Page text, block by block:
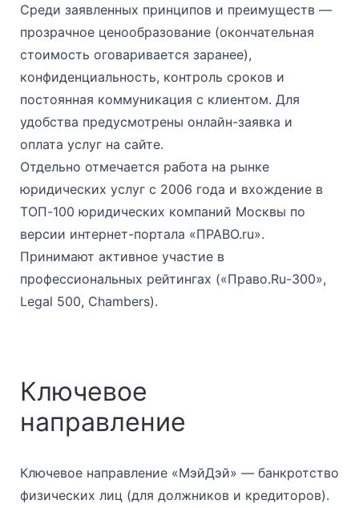
Среди заявленных принципов и преимуществ —
прозрачное ценообразование (окончательная
стоимость оговаривается заранее),
конфиденциальность, контроль сроков и
постоянная коммуникация с клиентом. Для
удобства предусмотрены онлайн-заявка и
оплата услуг на сайте.
Отдельно отмечается работа на рынке
юридических услуг с 2006 года и вхождение в
ТОП-100 юридических компаний Москвы по
версии интернет-портала «ПРАВО.ru».
Принимают активное участие в
профессиональных рейтингах («Право.Ru-300»,
Legal 500, Chambers).
Ключевое
направление
Ключевое направление «МэйДэй» — банкротство
физических лиц (для должников и кредиторов).